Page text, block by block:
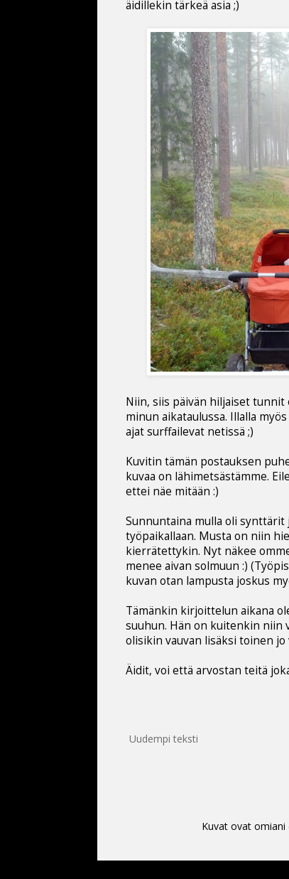
äidillekin tärkeä asia ;)
Niin, siis päivän hiljaiset tunnit
minun aikataulussa. Illalla
ajat surffailevat netissä ;)
Kuvitin tämän postauksen
kuvaa on lähimetsästämme.
ettei näe mitään :)
Sunnuntaina mulla oli
työpaikallaan. Musta on niin
kierrätettykin. Nyt näkee
menee aivan solmuun :)
kuvan otan lampusta joskus
Tämänkin kirjoittelun aikana
suuhun. Hän on kuitenkin niin
olisikin vauvan lisäksi toinen jo
Äidit, voi että arvostan teitä
Uudempi teksti
Kuvat ovat omiani